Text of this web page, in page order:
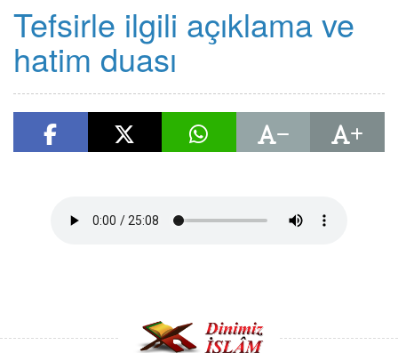
Tefsirle ilgili açıklama ve
hatim duası